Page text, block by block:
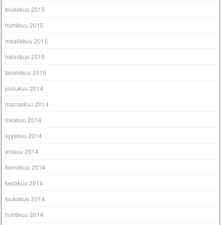
toukokuu 2015
huhtikuu 2015
maaliskuu 2015
helmikuu 2015
tammikuu 2015
joulukuu 2014
marraskuu 2014
lokakuu 2014
syyskuu 2014
elokuu 2014
heinäkuu 2014
kesäkuu 2014
toukokuu 2014
huhtikuu 2014